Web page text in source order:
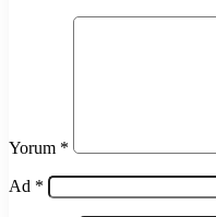
Yorum *
Ad *